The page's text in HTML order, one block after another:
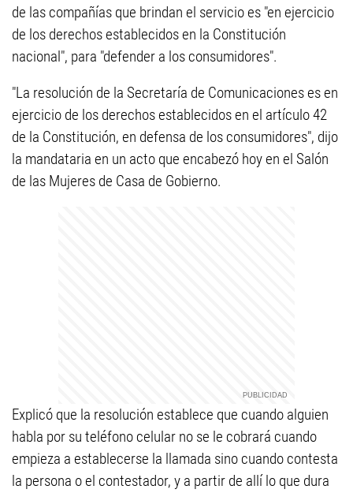
de las compañías que brindan el servicio es "en ejercicio
de los derechos establecidos en la Constitución
nacional", para "defender a los consumidores".
"La resolución de la Secretaría de Comunicaciones es en
ejercicio de los derechos establecidos en el artículo 42
de la Constitución, en defensa de los consumidores", dijo
la mandataria en un acto que encabezó hoy en el Salón
de las Mujeres de Casa de Gobierno.
Explicó que la resolución establece que cuando alguien
habla por su teléfono celular no se le cobrará cuando
empieza a establecerse la llamada sino cuando contesta
la persona o el contestador, y a partir de allí lo que dura